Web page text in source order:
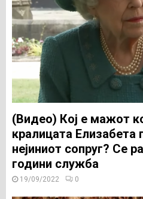
(Видео) Кој е мажот
кралицата Елизабета
нејиниот сопруг? Се
години служба
19/09/2022 0